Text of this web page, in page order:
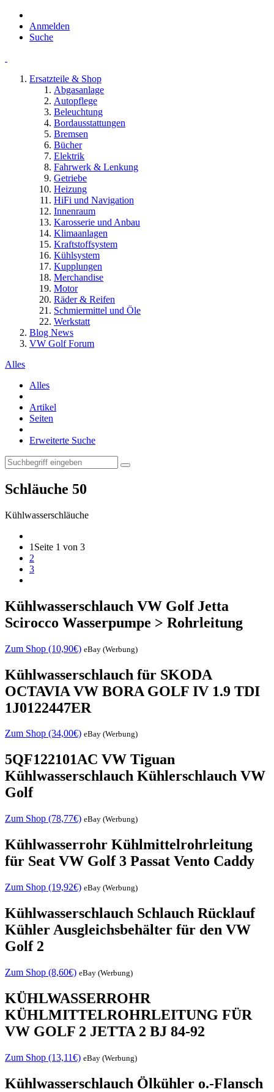
Anmelden
Suche
Ersatzteile & Shop
Abgasanlage
Autopflege
Beleuchtung
Bordausstattungen
Bremsen
Bücher
Elektrik
Fahrwerk & Lenkung
Getriebe
Heizung
HiFi und Navigation
Innenraum
Karosserie und Anbau
Klimaanlagen
Kraftstoffsystem
Kühlsystem
Kupplungen
Merchandise
Motor
Räder & Reifen
Schmiermittel und Öle
Werkstatt
Blog News
VW Golf Forum
Alles
Alles
Artikel
Seiten
Erweiterte Suche
Schläuche 50
Kühlwasserschläuche
1 Seite 1 von 3
2
3
Kühlwasserschlauch VW Golf Jetta
Scirocco Wasserpumpe > Rohrleitung
Zum Shop (10,90€) eBay (Werbung)
Kühlwasserschlauch für SKODA
OCTAVIA VW BORA GOLF IV 1.9 TDI
1J0122447ER
Zum Shop (34,00€) eBay (Werbung)
5QF122101AC VW Tiguan
Kühlwasserschlauch Kühlerschlauch VW
Golf
Zum Shop (78,77€) eBay (Werbung)
Kühlwasserrohr Kühlmittelrohrleitung
für Seat VW Golf 3 Passat Vento Caddy
Zum Shop (19,92€) eBay (Werbung)
Kühlwasserschlauch Schlauch Rücklauf
Kühler Ausgleichsbehälter für den VW
Golf 2
Zum Shop (8,60€) eBay (Werbung)
KÜHLWASSERROHR
KÜHLMITTELROHRLEITUNG FÜR
VW GOLF 2 JETTA 2 BJ 84-92
Zum Shop (13,11€) eBay (Werbung)
Kühlwasserschlauch Ölkühler o.-Flansch